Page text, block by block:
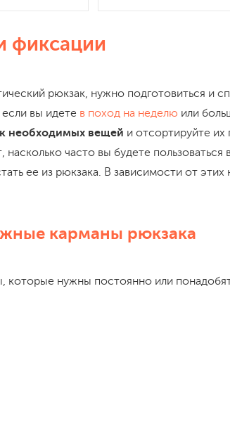
фиксации
рюкзак, нужно подготовиться и
вы идете в поход на неделю или
необходимых вещей и отсортируйте
насколько часто вы будете
ее из рюкзака. В зависимости от
карманы рюкзака
которые нужны постоянно или